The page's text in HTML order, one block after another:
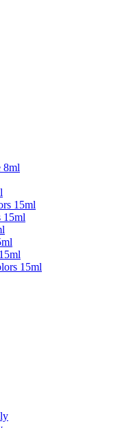
8ml
15ml
15ml
15ml